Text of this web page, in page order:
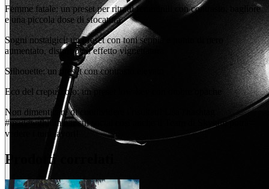
Femme fatale: un preset per ritratti femminili con contrasto, bagliore
e una piccola dose di sfocatura
Sogni nostalgici: un preset con toni seppia e punto di nero
aumentato, disturbo ed effetto vignettatura
Silhouette: un preset con contrasto elevato
Eco del crepuscolo: un preset low-key con ombre opache
Non dimenticare di condividere i risultati! Usa l'hashtag
#madewithluminar sui social così anche il Team di Skylum potrà
vedere i tuoi lavori!
Prodotti correlati